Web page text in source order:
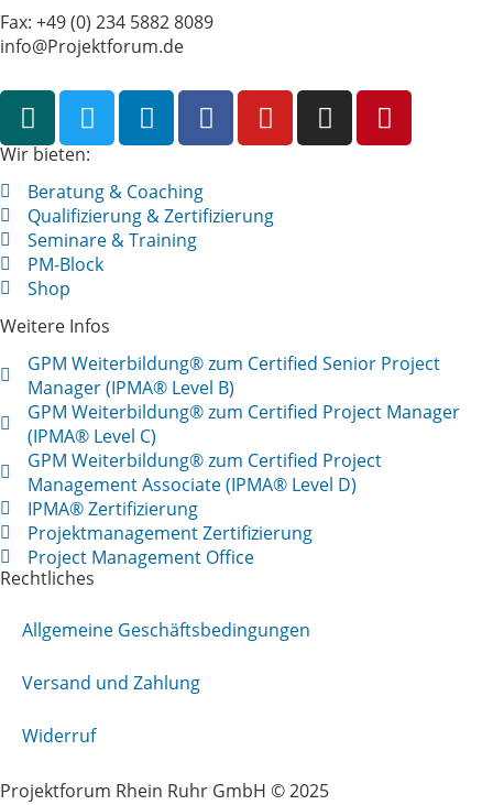
Fax: +49 (0) 234 5882 8089
info@Projektforum.de
Wir bieten:
Beratung & Coaching
Qualifizierung & Zertifizierung
Seminare & Training
PM-Block
Shop
Weitere Infos
GPM Weiterbildung® zum Certified Senior Project
Manager (IPMA® Level B)
GPM Weiterbildung® zum Certified Project Manager
(IPMA® Level C)
GPM Weiterbildung® zum Certified Project
Management Associate (IPMA® Level D)
IPMA® Zertifizierung
Projektmanagement Zertifizierung
Project Management Office
Rechtliches
Allgemeine Geschäftsbedingungen
Versand und Zahlung
Widerruf
Projektforum Rhein Ruhr GmbH © 2025